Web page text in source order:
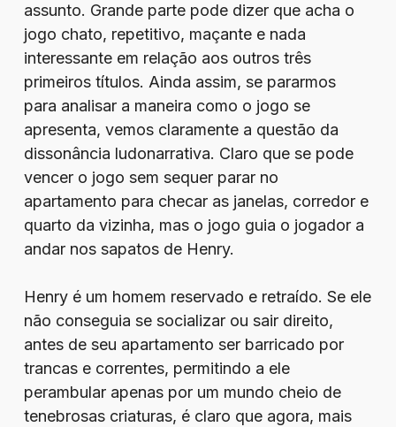
assunto. Grande parte pode dizer que acha o
jogo chato, repetitivo, maçante e nada
interessante em relação aos outros três
primeiros títulos. Ainda assim, se pararmos
para analisar a maneira como o jogo se
apresenta, vemos claramente a questão da
dissonância ludonarrativa. Claro que se pode
vencer o jogo sem sequer parar no
apartamento para checar as janelas, corredor e
quarto da vizinha, mas o jogo guia o jogador a
andar nos sapatos de Henry.
Henry é um homem reservado e retraído. Se ele
não conseguia se socializar ou sair direito,
antes de seu apartamento ser barricado por
trancas e correntes, permitindo a ele
perambular apenas por um mundo cheio de
tenebrosas criaturas, é claro que agora, mais